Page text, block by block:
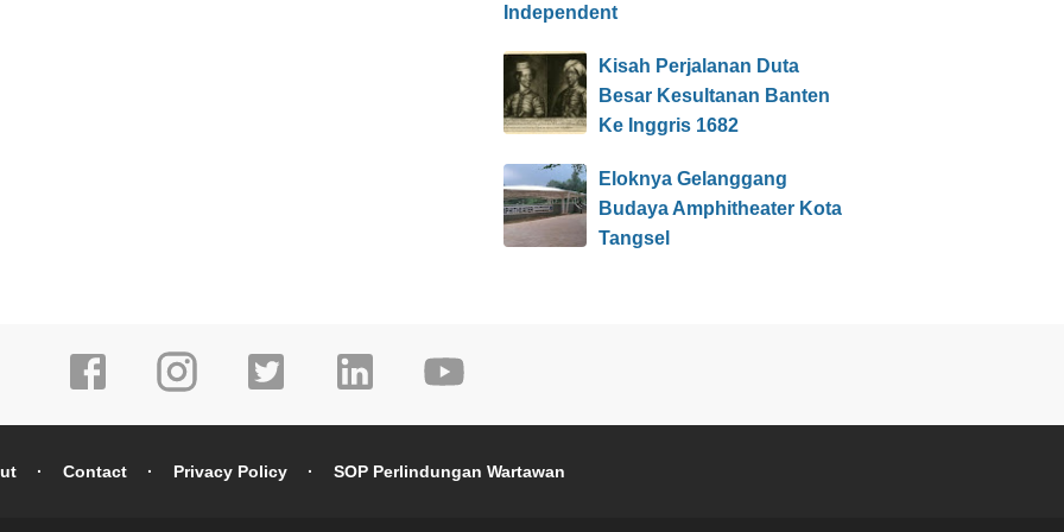
Independent
Kisah Perjalanan Duta
Besar Kesultanan Banten
Ke Inggris 1682
Eloknya Gelanggang
Budaya Amphitheater Kota
Tangsel
Contact Privacy Policy SOP Perlindungan Wartawan